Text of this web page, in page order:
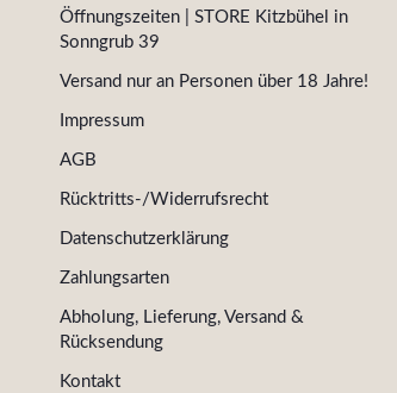
Öffnungszeiten | STORE Kitzbühel in
Sonngrub 39
Versand nur an Personen über 18 Jahre!
Impressum
AGB
Rücktritts-/Widerrufsrecht
Datenschutzerklärung
Zahlungsarten
Abholung, Lieferung, Versand &
Rücksendung
Kontakt